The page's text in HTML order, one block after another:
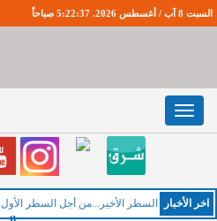
السبت 8 آب / أغسطس 2026. 5:22:38 صباحاً
Toggle
navigation
اخر اﻷخبار السطر الأخير...من أجل السطر الأول